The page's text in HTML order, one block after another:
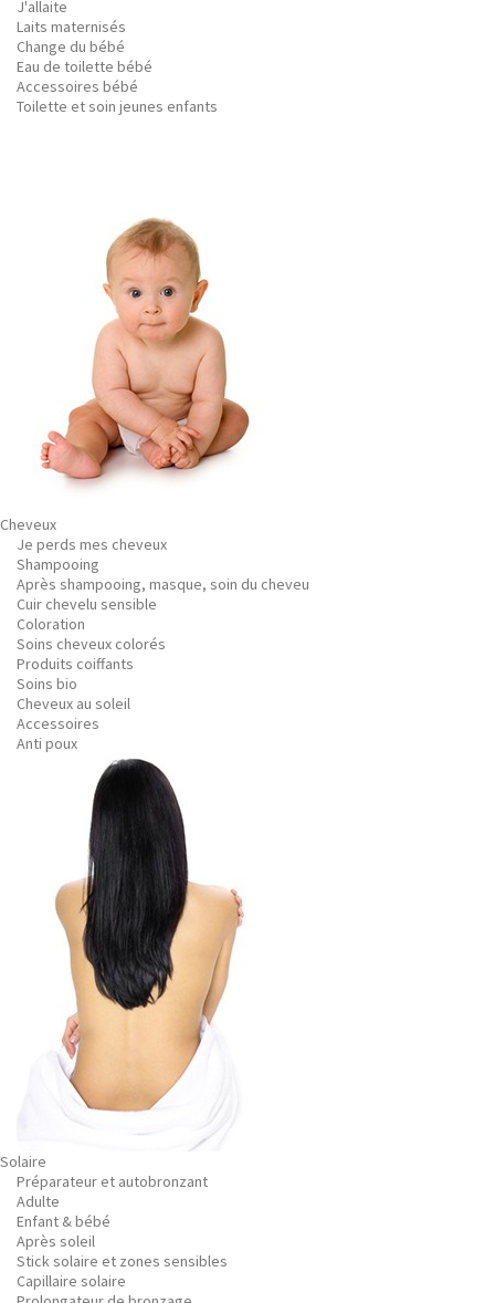
J'allaite
Laits maternisés
Change du bébé
Eau de toilette bébé
Accessoires bébé
Toilette et soin jeunes enfants
Cheveux
Je perds mes cheveux
Shampooing
Après shampooing, masque, soin du cheveu
Cuir chevelu sensible
Coloration
Soins cheveux colorés
Produits coiffants
Soins bio
Cheveux au soleil
Accessoires
Anti poux
Solaire
Préparateur et autobronzant
Adulte
Enfant & bébé
Après soleil
Stick solaire et zones sensibles
Capillaire solaire